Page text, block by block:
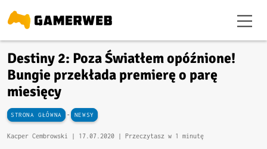
Destiny 2: Poza Światłem opóźnione!
Bungie przekłada premierę o parę
miesięcy
STRONA GŁÓWNA - NEWSY
Kacper Cembrowski | 17.07.2020 | Przeczytasz w 1 minutę